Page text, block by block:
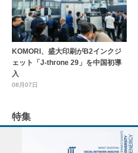
KOMORI、盛大印刷がB2インクジ
ェット「J-throne 29」を中国初導
入
08月07日
特集